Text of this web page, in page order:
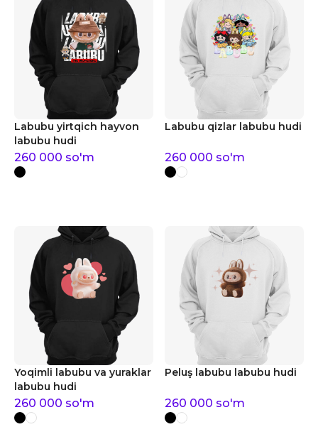
Labubu yirtqich hayvon
labubu hudi
260 000 so'm
Labubu qizlar labubu hudi
260 000 so'm
Yoqimli labubu va yuraklar
labubu hudi
260 000 so'm
Peluş labubu labubu hudi
260 000 so'm